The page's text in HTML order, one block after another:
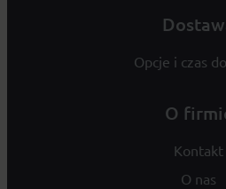
Opcje i czas
O
Kontakt
O nas